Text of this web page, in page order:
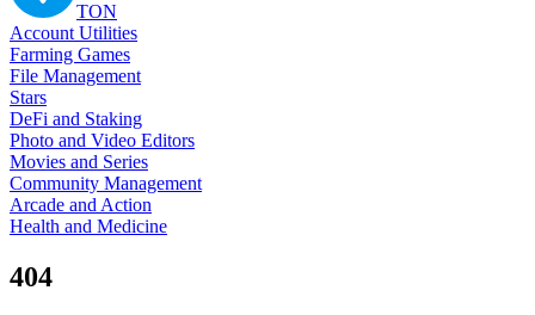
TON
Account Utilities
Farming Games
File Management
Stars
DeFi and Staking
Photo and Video Editors
Movies and Series
Community Management
Arcade and Action
Health and Medicine
404